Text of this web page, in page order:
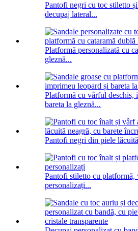
Pantofi negri cu toc stiletto
decupaj lateral...
Platformă personalizată cu
gleznă...
Platformă cu vârful deschis,
bareta la gleznă...
Pantofi negri din piele
Pantofi stiletto cu platformă,
personalizați...